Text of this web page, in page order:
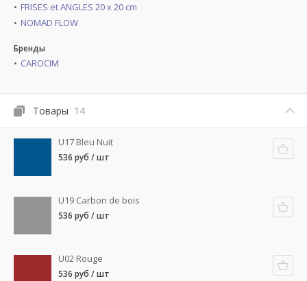
FRISES et ANGLES 20 x 20 cm
NOMAD FLOW
Бренды
CAROCIM
Товары 14
U17 Bleu Nuit
536 руб / шт
U19 Carbon de bois
536 руб / шт
U02 Rouge
536 руб / шт